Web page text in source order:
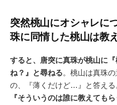
突然桃山にオシャレに
珠に同情した桃山は教
すると、唐突に真珠が桃山に
ね？』と尋ねる。桃山は真珠
の、『薄くだけど…』と答え
『そういうのは誰に教えても